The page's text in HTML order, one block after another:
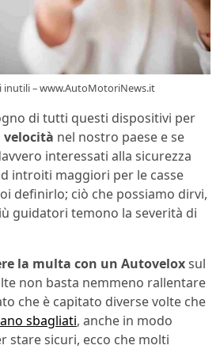
inutili – www.AutoMotoriNews.it
di tutti questi dispositivi per
velocità nel nostro paese e se
interessati alla sicurezza
introiti maggiori per le casse
definirlo; ciò che possiamo dirvi,
guidatori temono la severità di
la multa con un Autoveloxsul
non basta nemmeno rallentare
che è capitato diverse volte che
sbagliati, anche in modo
stare sicuri, ecco che molti